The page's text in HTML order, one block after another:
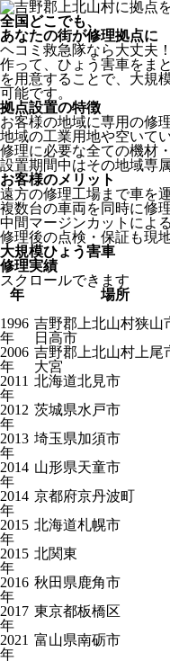
全国どこでも、
あなたの街が修理拠点に
ヘコミ救急隊なら大丈夫
作って、ひょう害車をま
を用意することで、大規
可能です。
拠点設置の特徴
お客様の地域に専用の修
地域の工業用地や空いて
修理に必要な全ての機材
設置期間中はその地域専
お客様のメリット
遠方の修理工場まで車を
複数台の車両を同時に修
中間マージンカットによ
修理後の点検・保証も現
大規模ひょう害車
修理実績
スクロールできます
年
場所
1996
年
吉野郡上北山村狭山
日高市
2006
年
吉野郡上北山村上尾
大宮
2011
年
北海道北見市
2012
年
茨城県水戸市
2013
年
埼玉県加須市
2014
年
山形県天童市
2014
年
京都府京丹波町
2015
年
北海道札幌市
2015
年
北関東
2016
年
秋田県鹿角市
2017
年
東京都板橋区
2021
年
富山県南砺市